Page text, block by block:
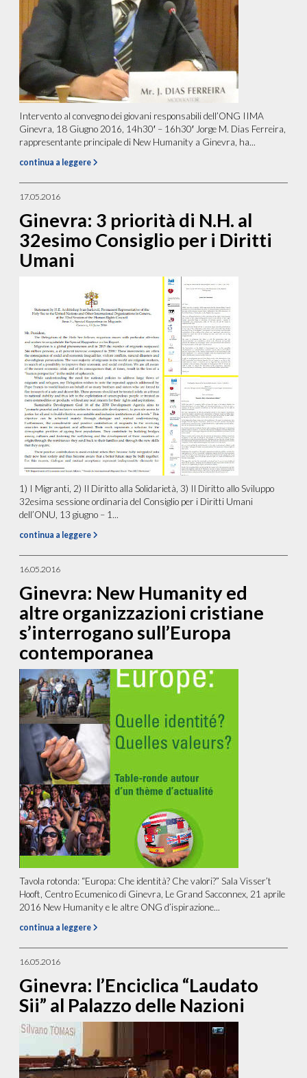
Intervento al convegno dei giovani responsabili dell’ONG IIMA
Ginevra, 18 Giugno 2016, 14h30′ – 16h30′ Jorge M. Dias Ferreira,
rappresentante principale di New Humanity a Ginevra, ha...
continua a leggere
17.05.2016
Ginevra: 3 priorità di N.H. al
32esimo Consiglio per i Diritti
Umani
1) I Migranti, 2) Il Diritto alla Solidarietà, 3) Il Diritto allo Sviluppo
32esima sessione ordinaria del Consiglio per i Diritti Umani
dell’ONU, 13 giugno – 1...
continua a leggere
16.05.2016
Ginevra: New Humanity ed
altre organizzazioni cristiane
s’interrogano sull’Europa
contemporanea
Tavola rotonda: “Europa: Che identità? Che valori?” Sala Visser’t
Hooft, Centro Ecumenico di Ginevra, Le Grand Sacconnex, 21 aprile
2016 New Humanity e le altre ONG d’ispirazione...
continua a leggere
16.05.2016
Ginevra: l’Enciclica “Laudato
Sii” al Palazzo delle Nazioni